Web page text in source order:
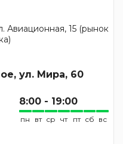
ул. Мира, 60
8:00 - 19:00
пн вт ср чт пт сб вс